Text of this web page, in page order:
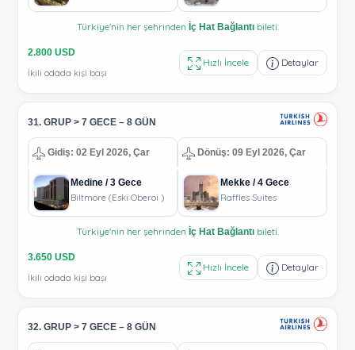
Türkiye'nin her şehrinden İç Hat Bağlantıbileti.
2.800 USD
İkili odada kişi başı
Hızlı İncele Detaylar
31. GRUP > 7 GECE – 8 GÜN
Gidiş: 02 Eyl 2026, Çar Dönüş: 09 Eyl 2026, Çar
Medine / 3 Gece
Biltmore (Eski Oberoi )
Mekke / 4 Gece
Raffles Suites
Türkiye'nin her şehrinden İç Hat Bağlantıbileti.
3.650 USD
İkili odada kişi başı
Hızlı İncele Detaylar
32. GRUP > 7 GECE – 8 GÜN